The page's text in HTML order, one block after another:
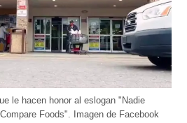
le hacen honor al eslogan "Nadie
Foods". Imagen de Facebook